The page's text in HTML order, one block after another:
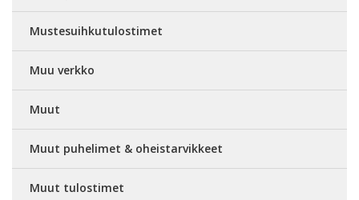
Mustesuihkutulostimet
Muu verkko
Muut
Muut puhelimet & oheistarvikkeet
Muut tulostimet